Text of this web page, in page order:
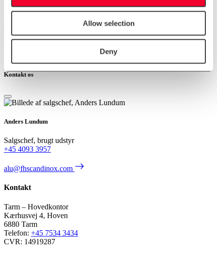
Allow selection
Deny
Kontakt os
Anders Lundum
Salgschef, brugt udstyr
+45 4093 3957
alu@fhscandinox.com
Kontakt
Tarm – Hovedkontor
Kærhusvej 4, Hoven
6880 Tarm
Telefon: +45 7534 3434
CVR: 14919287